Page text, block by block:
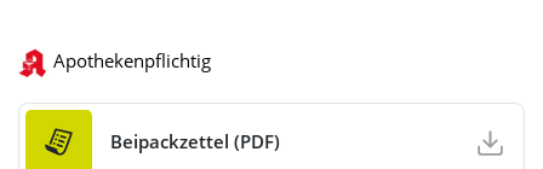
Apothekenpflichtig
Beipackzettel (PDF)